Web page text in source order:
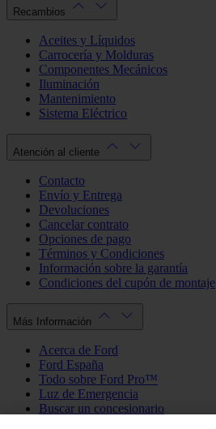
Recambios
Aceites y Líquidos
Carrocería y Molduras
Componentes Mecánicos
Iluminación
Mantenimiento
Sistema Eléctrico
Atención al cliente
Contacto
Envío y Entrega
Devoluciones
Cancelar contrato
Opciones de pago
Términos y Condiciones
Información sobre la garantía
Condiciones del cupón de montaje
Más Información
Acerca de Ford
Ford España
Todo sobre Ford Pro™
Luz de Emergencia
Buscar un concesionario